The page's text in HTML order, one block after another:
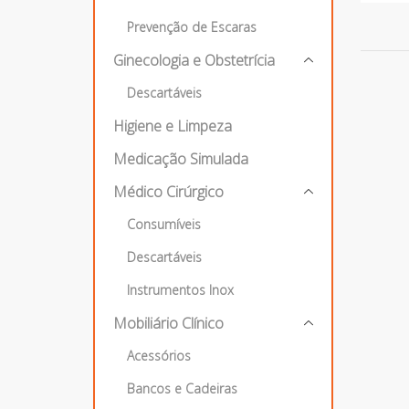
Prevenção de Escaras
Ginecologia e Obstetrícia
Descartáveis
Higiene e Limpeza
Medicação Simulada
Médico Cirúrgico
Consumíveis
Descartáveis
Instrumentos Inox
Mobiliário Clínico
Acessórios
Bancos e Cadeiras